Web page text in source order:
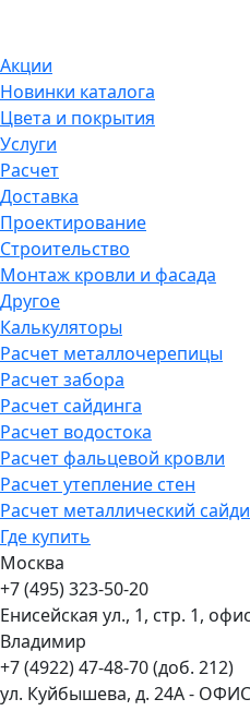
Акции
Новинки каталога
Цвета и покрытия
Услуги
Расчет
Доставка
Проектирование
Строительство
Монтаж кровли и фасада
Другое
Калькуляторы
Расчет металлочерепицы
Расчет забора
Расчет сайдинга
Расчет водостока
Расчет фальцевой кровли
Расчет утепление стен
Расчет металлический
Где купить
Москва
+7 (495) 323-50-20
Енисейская ул., 1, стр. 1,
Владимир
+7 (4922) 47-48-70 (доб. 212)
ул. Куйбышева, д. 24А - ОФИС